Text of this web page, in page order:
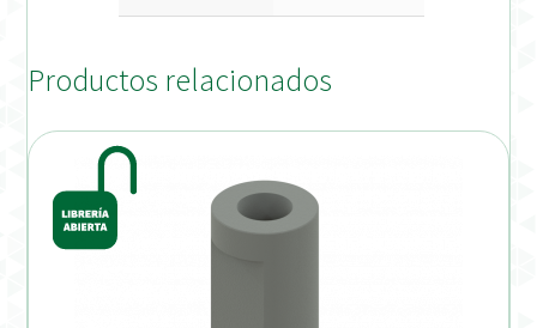
Productos relacionados